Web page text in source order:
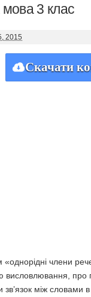
мова 3 клас
2015
Скачати
«однорідні члени
про
між словами